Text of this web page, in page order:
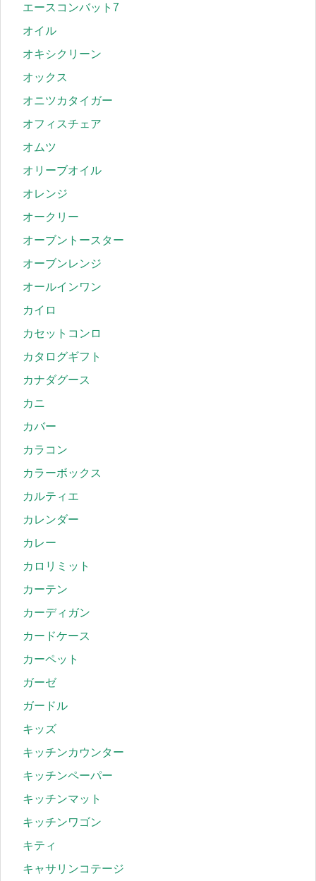
エースコンバット7
オイル
オキシクリーン
オックス
オニツカタイガー
オフィスチェア
オムツ
オリーブオイル
オレンジ
オークリー
オーブントースター
オーブンレンジ
オールインワン
カイロ
カセットコンロ
カタログギフト
カナダグース
カニ
カバー
カラコン
カラーボックス
カルティエ
カレンダー
カレー
カロリミット
カーテン
カーディガン
カードケース
カーペット
ガーゼ
ガードル
キッズ
キッチンカウンター
キッチンペーパー
キッチンマット
キッチンワゴン
キティ
キャサリンコテージ